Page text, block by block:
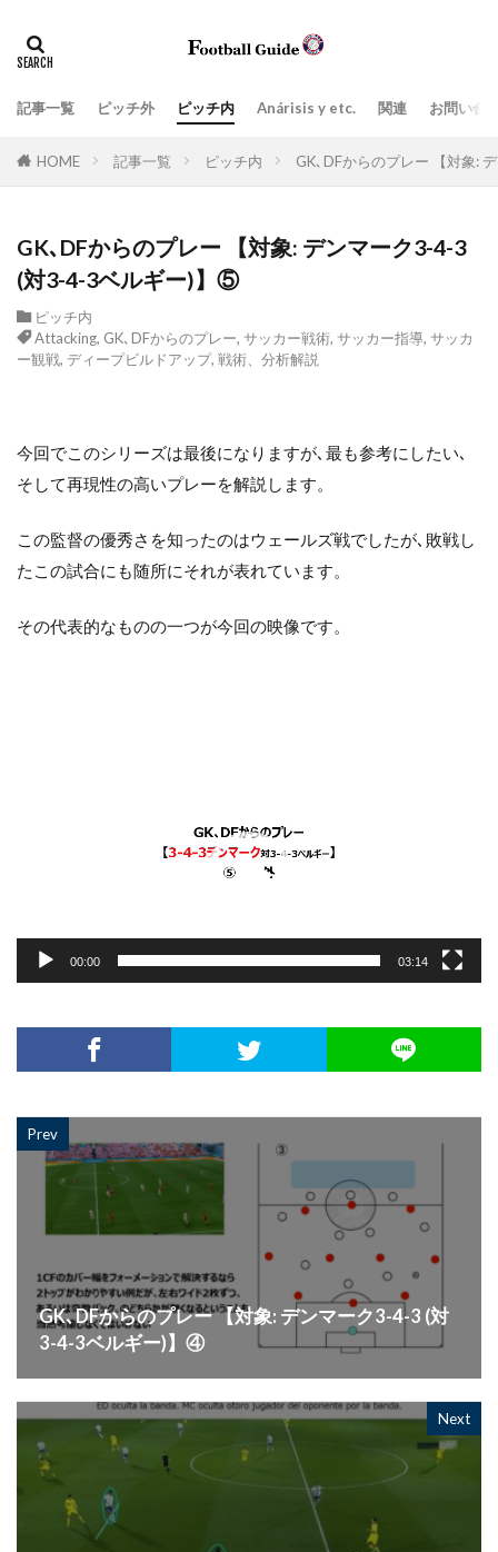
記事一覧 ピッチ外 ピッチ内 Anárisis y etc. 関連 お問い合
HOME 記事一覧 ピッチ内 GK､DFからのプレー 【対象:
GK､DFからのプレー 【対象: デンマーク3-4-3
(対3-4-3ベルギー)】⑤
ピッチ内
Attacking, GK､DFからのプレー, サッカー戦術, サッカー指導, サッカ
ー観戦, ディープビルドアップ, 戦術、分析解説
今回でこのシリーズは最後になりますが､最も参考にしたい､
そして再現性の高いプレーを解説します。
この監督の優秀さを知ったのはウェールズ戦でしたが､敗戦し
たこの試合にも随所にそれが表れています。
その代表的なものの一つが今回の映像です。
00:00 03:14
Prev
GK､DFからのプレー 【対象: デンマーク3-4-3 (対
3-4-3ベルギー)】④
Next
指導現場
ペネトレーション
場面の切り取り方によって見えてくるもの
学び
実践的
密集エリアでのポゼッションと適切なタイミングの前進
ビルドアップ阻止
教育
日常生活
日本スタイル
最新の3-5-2
目標達成のツール
組織運営
練習スタイル
脳
言葉
Zona de ataque
Balón parado
entrenamiento
GK､DFからのプレー
Individual
Salida de balón
Tiro libre
Transición negativa
Transición positiva
ディフェンシブサード